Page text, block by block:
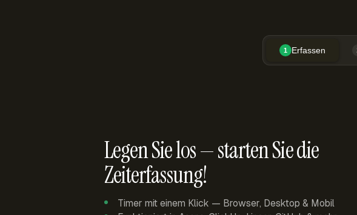
1 Erfassen
Legen Sie los — starten Sie die
Zeiterfassung!
Timer mit einem Klick — Browser, Desktop & Mobil